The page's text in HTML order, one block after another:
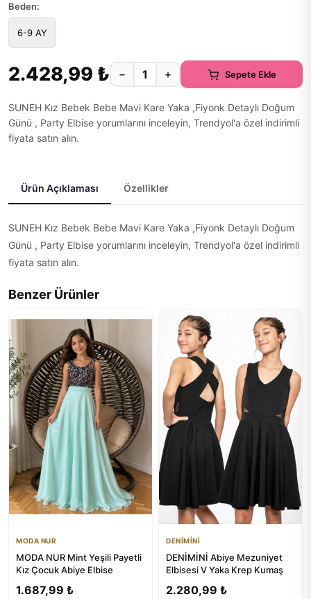
Beden:
6-9 AY
2.428,99 ₺ − + Sepete Ekle
SUNEH Kız Bebek Bebe Mavi Kare Yaka ,Fiyonk Detaylı Doğum
Günü , Party Elbise yorumlarını inceleyin, Trendyol'a özel indirimli
fiyata satın alın.
Ürün Açıklaması Özellikler
SUNEH Kız Bebek Bebe Mavi Kare Yaka ,Fiyonk Detaylı Doğum
Günü , Party Elbise yorumlarını inceleyin, Trendyol'a özel indirimli
fiyata satın alın.
Benzer Ürünler
MODA NUR
MODA NUR Mint Yeşili Payetli
Kız Çocuk Abiye Elbise
1.687,99 ₺
DENİMİNİ
DENİMİNİ Abiye Mezuniyet
Elbisesi V Yaka Krep Kumaş
2.280,99 ₺